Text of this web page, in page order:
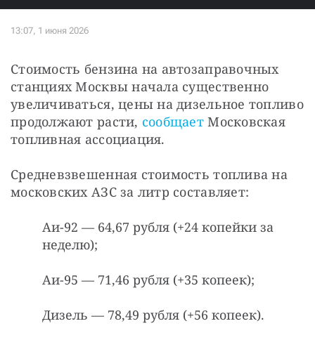
Стоимость бензина на автозаправочных
станциях Москвы начала существенно
увеличиваться, цены на дизельное топливо
продолжают расти, сообщает Московская
топливная ассоциация.
Средневзвешенная стоимость топлива на
московских АЗС за литр составляет:
Аи-92 — 64,67 рубля (+24 копейки за
неделю);
Аи-95 — 71,46 рубля (+35 копеек);
Дизель — 78,49 рубля (+56 копеек).